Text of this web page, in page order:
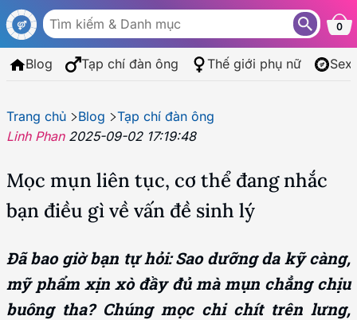
0
Blog Tạp chí đàn ông Thế giới phụ nữ
Trang chủ Blog
Tạp chí đàn ông
Linh Phan 2025-09-02 17:19:48
Mọc mụn liên tục, cơ thể đang nhắc
bạn điều gì về vấn đề sinh lý
Đã bao giờ bạn tự hỏi: Sao dưỡng da kỹ càng,
mỹ phẩm xịn xò đầy đủ mà mụn chẳng chịu
buông tha? Chúng mọc chi chít trên lưng,